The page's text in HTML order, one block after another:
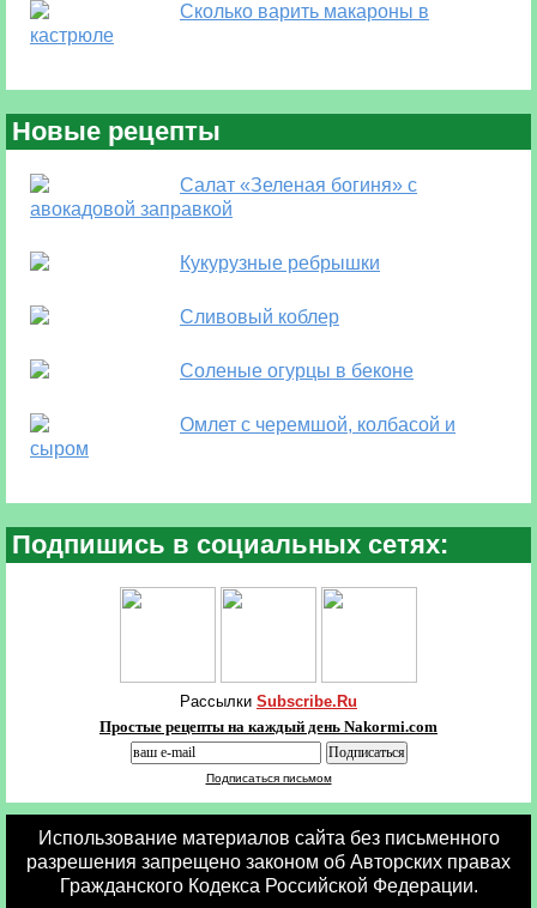
Сколько варить макароны в
кастрюле
Новые рецепты
Салат «Зеленая богиня» с
авокадовой заправкой
Кукурузные ребрышки
Сливовый коблер
Соленые огурцы в беконе
Омлет с черемшой, колбасой и
сыром
Подпишись в социальных сетях:
Рассылки Subscribe.Ru
Простые рецепты на каждый день Nakormi.com
Подписаться письмом
Использование материалов сайта без письменного
разрешения запрещено законом об Авторских правах
Гражданского Кодекса Российской Федерации.